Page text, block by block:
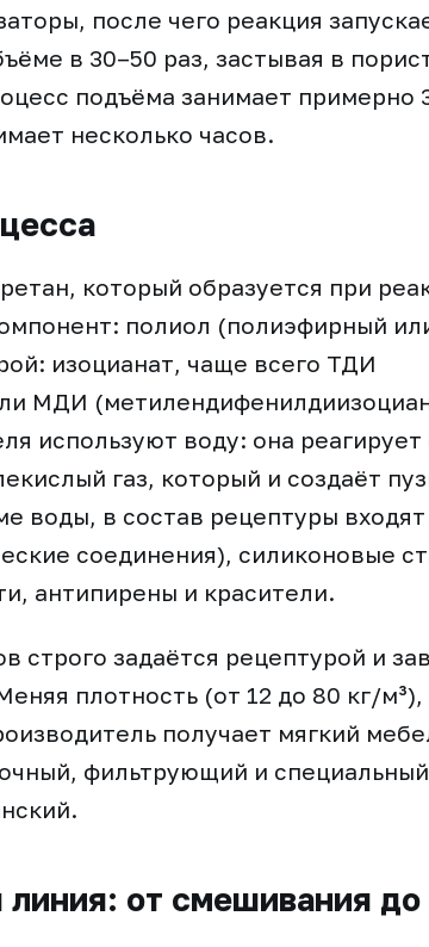
после чего реакция
в 30–50 раз, застывая в
подъёма занимает примерно
несколько часов.
который образуется при
полиол (полиэфирный
изоцианат, чаще всего ТДИ
МДИ
используют воду: она реагирует
газ, который и создаёт
воды, в состав рецептуры входят
соединения), силиконовые
антипирены и красители.
строго задаётся рецептурой и
плотность (от 12 до 80 кг/м³),
получает мягкий
фильтрующий и
от смешивания до